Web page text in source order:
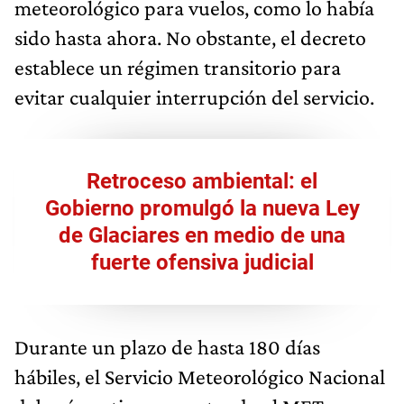
meteorológico para vuelos, como lo había
sido hasta ahora. No obstante, el decreto
establece un régimen transitorio para
evitar cualquier interrupción del servicio.
Retroceso ambiental: el
Gobierno promulgó la nueva Ley
de Glaciares en medio de una
fuerte ofensiva judicial
Durante un plazo de hasta 180 días
hábiles, el Servicio Meteorológico Nacional